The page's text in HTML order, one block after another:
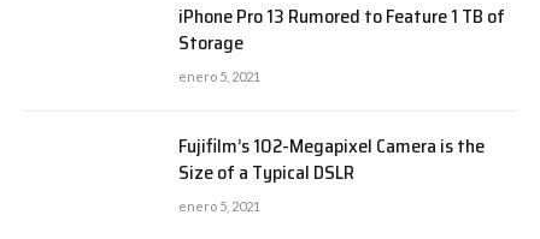
iPhone Pro 13 Rumored to Feature 1 TB of
Storage
enero 5, 2021
Fujifilm’s 102-Megapixel Camera is the
Size of a Typical DSLR
enero 5, 2021